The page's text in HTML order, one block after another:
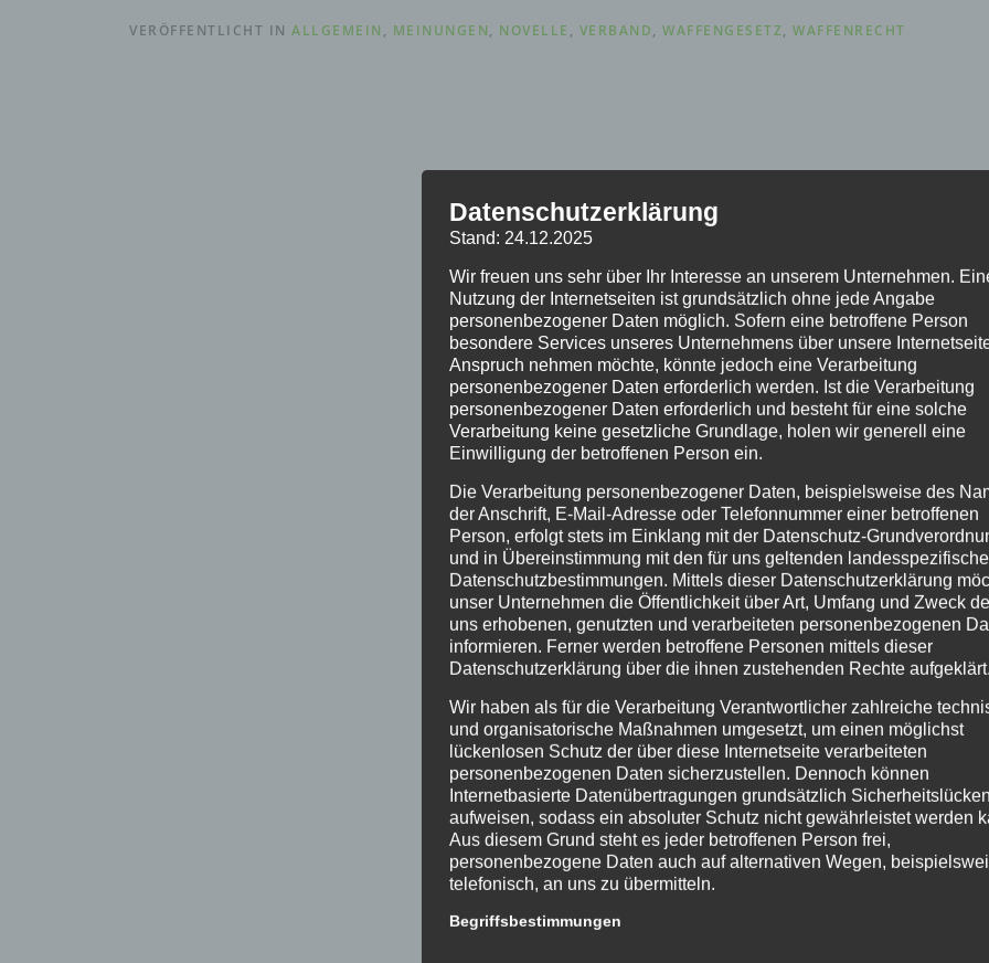
VERÖFFENTLICHT IN ALLGEMEIN , MEINUNGEN, NOVELLE , VERBAND, WAFFENGESETZ, WAFFENRECHT
Datenschutzerklärung
Stand: 24.12.2025
Wir freuen uns sehr über Ihr Interesse an unserem Unternehmen.
Nutzung der Internetseiten ist grundsätzlich ohne jede Angabe
personenbezogener Daten möglich. Sofern eine betroffene Person
besondere Services unseres Unternehmens über unsere
Anspruch nehmen möchte, könnte jedoch eine Verarbeitung
personenbezogener Daten erforderlich werden. Ist die Verarbeitung
personenbezogener Daten erforderlich und besteht für eine solche
Verarbeitung keine gesetzliche Grundlage, holen wir generell eine
Einwilligung der betroffenen Person ein.
Die Verarbeitung personenbezogener Daten, beispielsweise des
der Anschrift, E-Mail-Adresse oder Telefonnummer einer betroffenen
Person, erfolgt stets im Einklang mit der Datenschutz-
und in Übereinstimmung mit den für uns geltenden
Datenschutzbestimmungen. Mittels dieser Datenschutzerklärung
unser Unternehmen die Öffentlichkeit über Art, Umfang und Zweck
uns erhobenen, genutzten und verarbeiteten personenbezogenen
informieren. Ferner werden betroffene Personen mittels dieser
Datenschutzerklärung über die ihnen zustehenden Rechte
Wir haben als für die Verarbeitung Verantwortlicher zahlreiche
und organisatorische Maßnahmen umgesetzt, um einen möglichst
lückenlosen Schutz der über diese Internetseite verarbeiteten
personenbezogenen Daten sicherzustellen. Dennoch können
Internetbasierte Datenübertragungen grundsätzlich
aufweisen, sodass ein absoluter Schutz nicht gewährleistet werden
Aus diesem Grund steht es jeder betroffenen Person frei,
personenbezogene Daten auch auf alternativen Wegen,
telefonisch, an uns zu übermitteln.
Begriffsbestimmungen